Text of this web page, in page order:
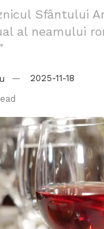
Sfântului
al neamului
2025-11-18